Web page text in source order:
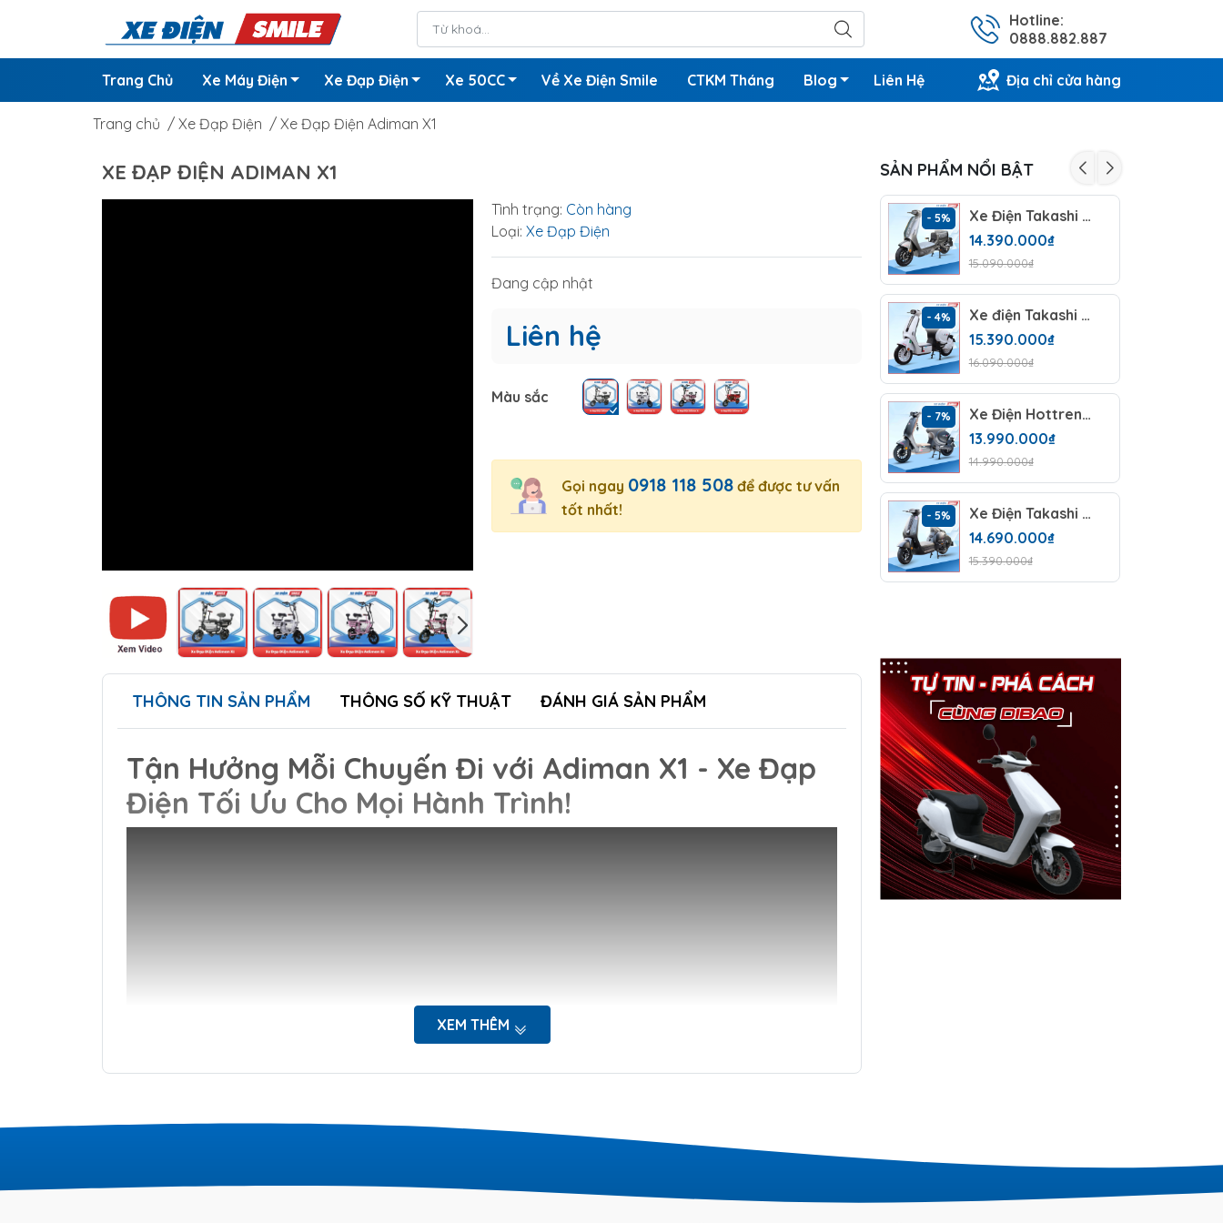
Hotline:
0888.882.887
Trang Chủ Xe Máy Điện Xe Đạp Điện Xe 50CC Về Xe Điện Smile CTKM Tháng Blog Liên Hệ Địa chỉ cửa hàng
Trang chủ / Xe Đạp Điện / Xe Đạp Điện Adiman X1
XE ĐẠP ĐIỆN ADIMAN X1
Tình trạng: Còn hàng
Loại: Xe Đạp Điện
Đang cập nhật
Liên hệ
Màu sắc
Gọi ngay 0918 118 508để được tư vấn
tốt nhất!
THÔNG TIN SẢN PHẨM THÔNG SỐ KỸ THUẬT ĐÁNH GIÁ SẢN PHẨM
Tận Hưởng Mỗi Chuyến Đi với Adiman X1 - Xe Đạp
Điện Tối Ưu Cho Mọi Hành Trình!
XEM THÊM
SẢN PHẨM NỔI BẬT
- 5%
Xe Điện Takashi Money (60V-23Ah) 5 Bình
14.390.000₫
15.090.000₫
- 4%
Xe điện Takashi Mono Plus (60V-23Ah) 5 Bình
15.390.000₫
16.090.000₫
- 7%
Xe Điện Hottrend Takashi Mono
13.990.000₫
14.990.000₫
- 5%
Xe Điện Takashi X2 Plus (60V-23Ah)
14.690.000₫
15.390.000₫